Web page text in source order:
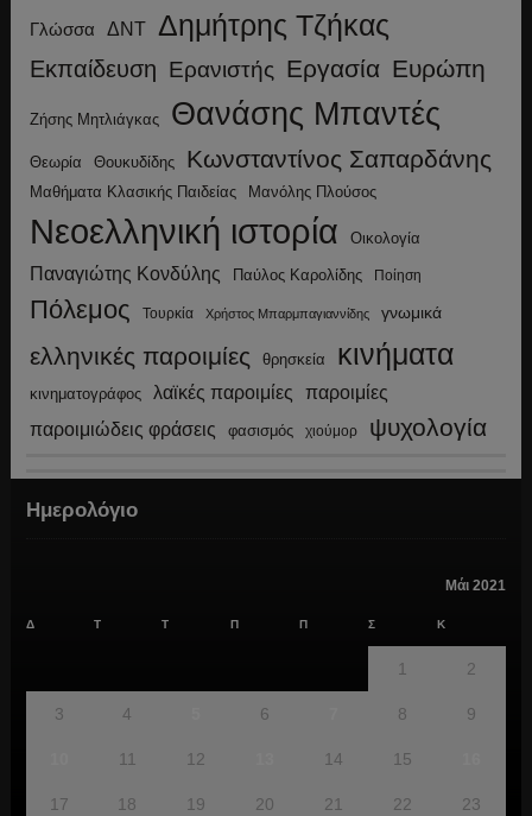
Γλώσσα ΔΝΤ Δημήτρης Τζήκας
Εκπαίδευση Ερανιστής Εργασία Ευρώπη
Ζήσης Μητλιάγκας Θανάσης Μπαντές
Θεωρία Θουκυδίδης Κωνσταντίνος Σαπαρδάνης
Μαθήματα Κλασικής Παιδείας Μανόλης Πλούσος
Νεοελληνική ιστορία Οικολογία
Παναγιώτης Κονδύλης Παύλος Καρολίδης Ποίηση
Πόλεμος Τουρκία Χρήστος Μπαρμπαγιαννίδης γνωμικά
ελληνικές παροιμίες θρησκεία κινήματα
κινηματογράφος λαϊκές παροιμίες παροιμίες
παροιμιώδεις φράσεις φασισμός χιούμορ ψυχολογία
Ημερολόγιο
Μάι 2021
Δ Τ Τ Π Π Σ Κ
1 2
3 4 6 8 9
11 12 14 15
17 18 19 20 21 22 23